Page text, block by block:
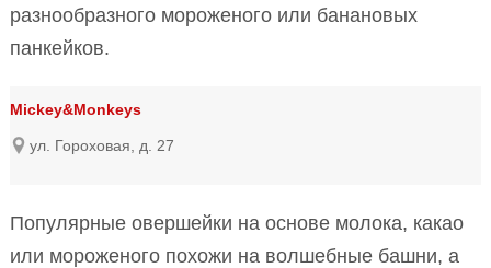
разнообразного мороженого или банановых
панкейков.
Miсkey&Monkeys
ул. Гороховая, д. 27
Популярные овершейки на основе молока, какао
или мороженого похожи на волшебные башни, а